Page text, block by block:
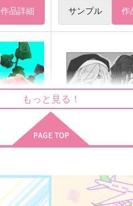
作品詳細 サンプル 作
もっと見る！